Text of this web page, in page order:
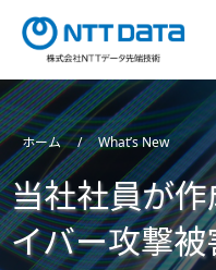
ホーム What’s New
当社社員が
イバー攻撃